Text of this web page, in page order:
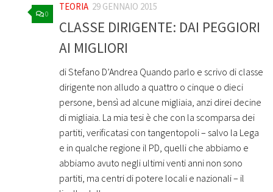
0
TEORIA 29 GENNAIO 2015
CLASSE DIRIGENTE: DAI PEGGIORI
AI MIGLIORI
di Stefano D’Andrea Quando parlo e scrivo di classe
dirigente non alludo a quattro o cinque o dieci
persone, bensì ad alcune migliaia, anzi direi decine
di migliaia. La mia tesi è che con la scomparsa dei
partiti, verificatasi con tangentopoli – salvo la Lega
e in qualche regione il PD, quelli che abbiamo e
abbiamo avuto negli ultimi venti anni non sono
partiti, ma centri di potere locali e nazionali – il